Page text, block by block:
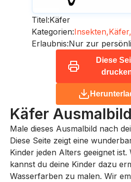
Titel:Käfer
Kategorien:Insekten,Käfer,
Erlaubnis:Nur zur
Diese
Käfer Ausmalbild
Male dieses Ausmalbild nach
Diese Seite zeigt eine
Kinder jeden Alters geeignet
kannst du deine Kinder dazu
Wasserfarben zu malen. Wir